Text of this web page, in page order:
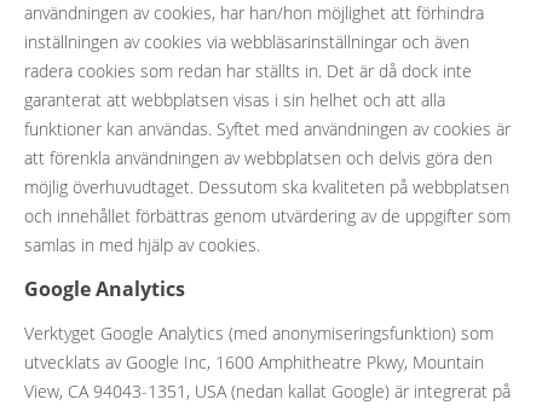
användningen av cookies, har han/hon möjlighet att förhindra
inställningen av cookies via webbläsarinställningar och även
radera cookies som redan har ställts in. Det är då dock inte
garanterat att webbplatsen visas i sin helhet och att alla
funktioner kan användas. Syftet med användningen av cookies är
att förenkla användningen av webbplatsen och delvis göra den
möjlig överhuvudtaget. Dessutom ska kvaliteten på webbplatsen
och innehållet förbättras genom utvärdering av de uppgifter som
samlas in med hjälp av cookies.
Google Analytics
Verktyget Google Analytics (med anonymiseringsfunktion) som
utvecklats av Google Inc, 1600 Amphitheatre Pkwy, Mountain
View, CA 94043-1351, USA (nedan kallat Google) är integrerat på